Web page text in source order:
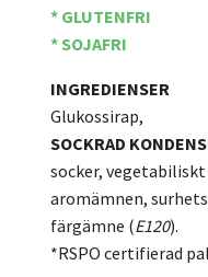
* GLUTENFRI
* SOJAFRI
INGREDIENSER
Glukossirap,
SOCKRAD
socker,
aromämnen,
färgämne (E120).
*RSPO certifierad